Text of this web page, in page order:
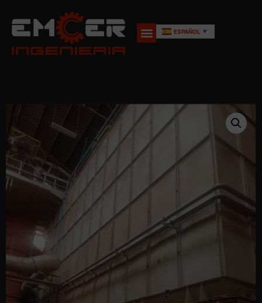
ESPAÑOL ▼